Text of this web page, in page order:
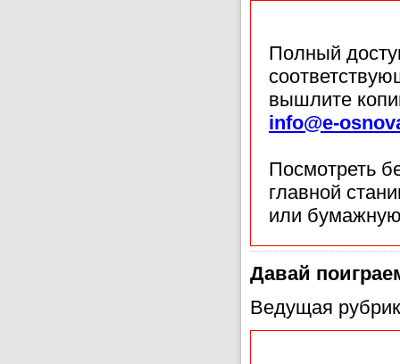
Полный
вышлите
info@e-
Посмотреть
главной
или
Давай
Ведущая